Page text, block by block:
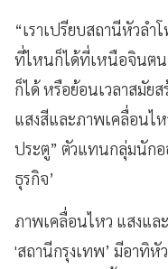
“เราเปรียบสถานีหัวลำ
ที่ไหนก็ได้ที่เหนือจินตน
ก็ได้ หรือย้อนเวลาสมัยส
แสงสีและภาพเคลื่อนไ
ประตู” ตัวแทนกลุ่มนัก
ธุรกิจ’
ภาพเคลื่อนไหว แสงแล
'สถานีกรุงเทพ’ มีอาทิหั